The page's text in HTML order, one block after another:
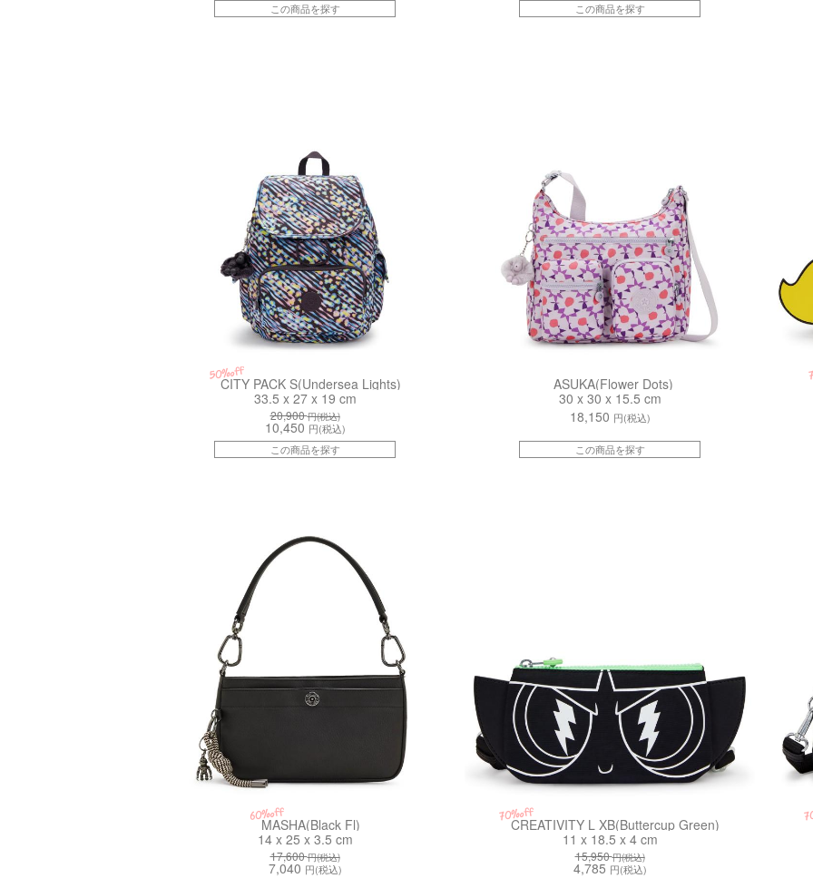
この商品を探す
この商品を探す
50%off
CITY PACK S(Undersea Lights)
33.5 x 27 x 19 cm
20,900円(税込)
10,450 円(税込)
この商品を探す
ASUKA(Flower Dots)
30 x 30 x 15.5 cm
18,150 円(税込)
この商品を探す
60%off
MASHA(Black Fl)
14 x 25 x 3.5 cm
17,600円(税込)
7,040 円(税込)
70%off
CREATIVITY L XB(Buttercup Green)
11 x 18.5 x 4 cm
15,950円(税込)
4,785 円(税込)